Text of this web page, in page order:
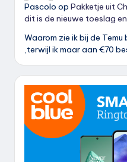
Pascolo op Pakketje uit
dit is de nieuwe toeslag
Waarom zie ik bij de
,terwijl ik maar aan €70